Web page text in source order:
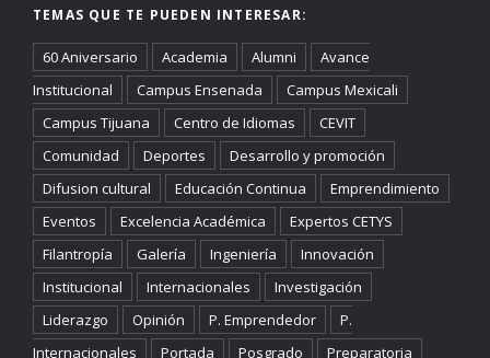
TEMAS QUE TE PUEDEN INTERESAR:
60 Aniversario Academia Alumni
Avance
Institucional
Campus Ensenada
Campus Mexicali
Campus Tijuana
Centro de Idiomas
CEVIT
Comunidad
Deportes
Desarrollo y promoción
Difusion cultural
Educación Continua
Emprendimiento
Eventos
Excelencia Académica
Expertos CETYS
Filantropía
Galería Ingeniería
Innovación
Institucional
Internacionales
Investigación
Liderazgo
Opinión P. Emprendedor
P.
Internacionales
Portada Posgrado Preparatoria